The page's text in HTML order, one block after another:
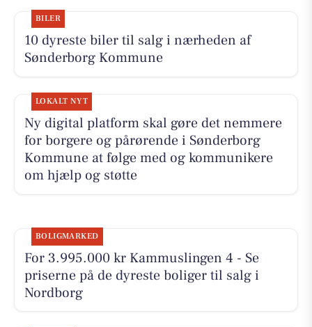
BILER
10 dyreste biler til salg i nærheden af
Sønderborg Kommune
LOKALT NYT
Ny digital platform skal gøre det nemmere
for borgere og pårørende i Sønderborg
Kommune at følge med og kommunikere
om hjælp og støtte
BOLIGMARKED
For 3.995.000 kr Kammuslingen 4 - Se
priserne på de dyreste boliger til salg i
Nordborg